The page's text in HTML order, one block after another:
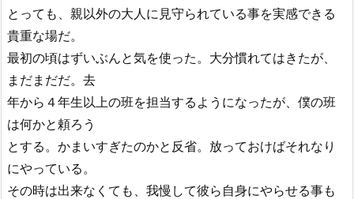
とっても、親以外の大人に見守られている事を実感できる
貴重な場だ。
最初の頃はずいぶんと気を使った。大分慣れてはきたが、
まだまだだ。去
年から４年生以上の班を担当するようになったが、僕の班
は何かと頼ろう
とする。かまいすぎたのかと反省。放っておけばそれなり
にやっている。
その時は出来なくても、我慢して彼ら自身にやらせる事も